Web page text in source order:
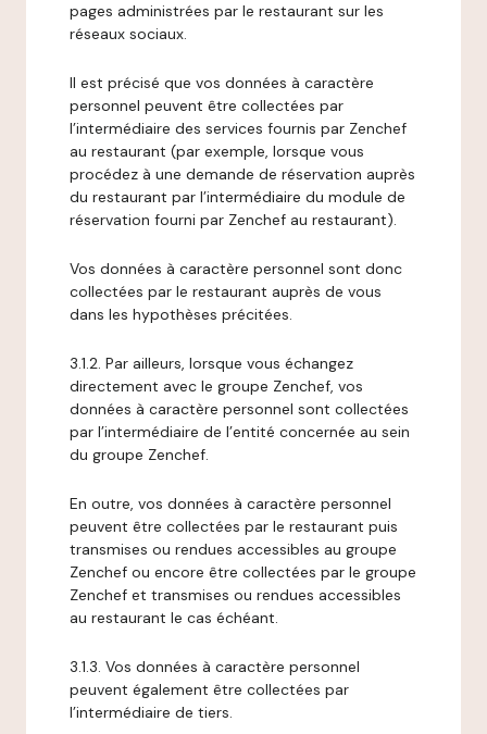
pages administrées par le restaurant sur les
réseaux sociaux.
Il est précisé que vos données à caractère
personnel peuvent être collectées par
l’intermédiaire des services fournis par Zenchef
au restaurant (par exemple, lorsque vous
procédez à une demande de réservation auprès
du restaurant par l’intermédiaire du module de
réservation fourni par Zenchef au restaurant).
Vos données à caractère personnel sont donc
collectées par le restaurant auprès de vous
dans les hypothèses précitées.
3.1.2. Par ailleurs, lorsque vous échangez
directement avec le groupe Zenchef, vos
données à caractère personnel sont collectées
par l’intermédiaire de l’entité concernée au sein
du groupe Zenchef.
En outre, vos données à caractère personnel
peuvent être collectées par le restaurant puis
transmises ou rendues accessibles au groupe
Zenchef ou encore être collectées par le groupe
Zenchef et transmises ou rendues accessibles
au restaurant le cas échéant.
3.1.3. Vos données à caractère personnel
peuvent également être collectées par
l’intermédiaire de tiers.